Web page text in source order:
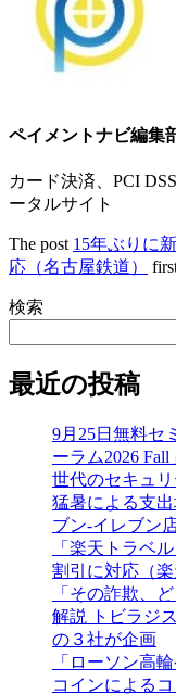
ペイメントナビ編集
カード決済、PCI
ータルサイト
The post 15年ぶりに
応（名古屋鉄道）
検索
最近の投稿
9月25日無料セ
ーラム2026
世代のセキュ
猛暑による支
ブン‐イレブン
「楽天トラベ
割引に対応（楽
「その詐欺、
解説 トビラジ
の３社が企画
「ローソン高
コインによる